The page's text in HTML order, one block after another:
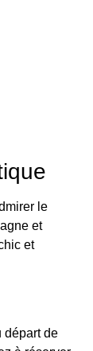
le
et
et
départ de